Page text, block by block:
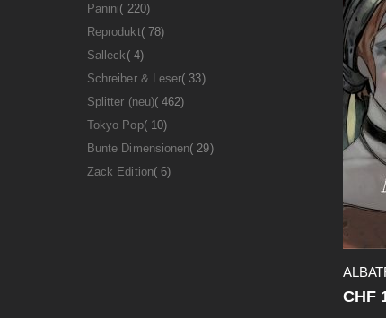
CHF
Panini
220Artikel
Reprodukt 78Artikel
Salleck 4Artikel
Schreiber & Leser 33Artikel
Splitter (neu) 462Artikel
Tokyo Pop 10Artikel
Bunte Dimensionen 29Artikel
Zack Edition 6Artikel